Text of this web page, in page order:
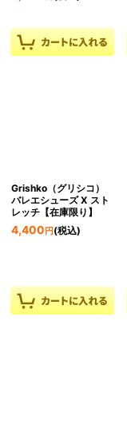
Grishko（グリシコ）
バレエシューズ X スト
レッチ【在庫限り】
4,400 円 (税込)